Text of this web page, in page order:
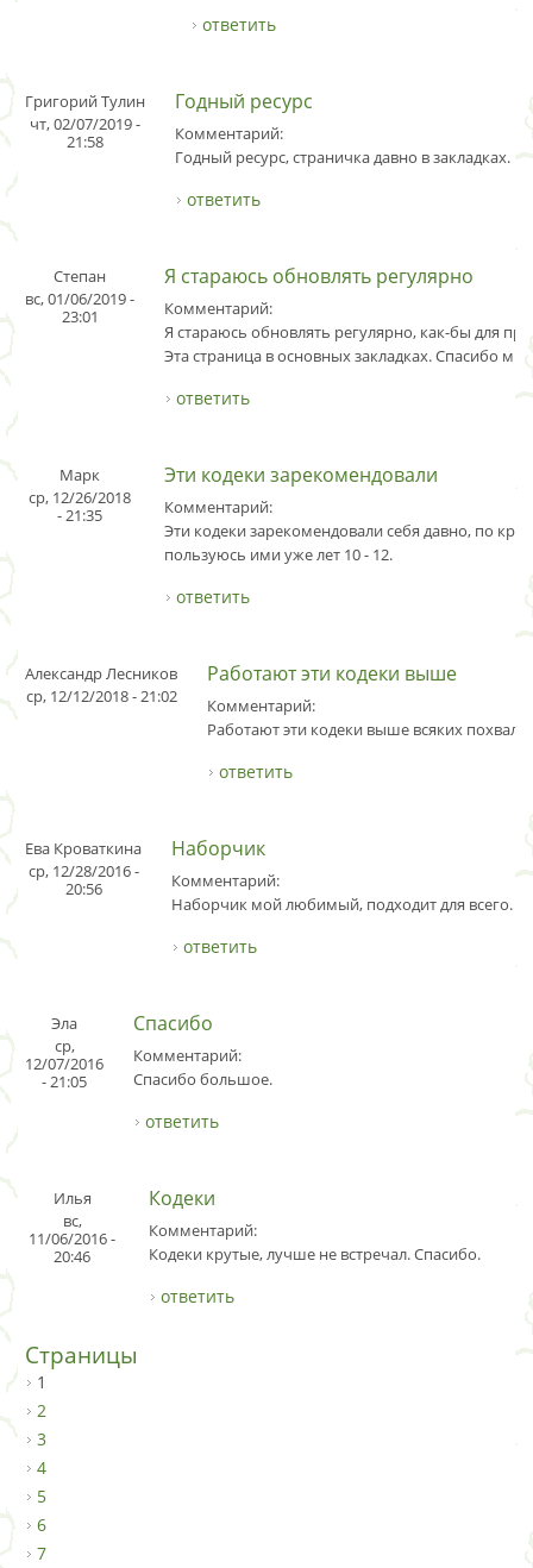
ответить
Григорий Тулин
чт, 02/07/2019 -
21:58
Годный ресурс
Комментарий:
Годный ресурс, страничка давно в закладках.
ответить
Степан
вс, 01/06/2019 -
23:01
Я стараюсь обновлять регулярно
Комментарий:
Я стараюсь обновлять регулярно, как-бы для
Эта страница в основных закладках. Спасибо
ответить
Марк
ср, 12/26/2018
- 21:35
Эти кодеки зарекомендовали
Комментарий:
Эти кодеки зарекомендовали себя давно, по
пользуюсь ими уже лет 10 - 12.
ответить
Александр Лесников
ср, 12/12/2018 - 21:02
Работают эти кодеки выше
Комментарий:
Работают эти кодеки выше всяких похвал.
ответить
Ева Кроваткина
ср, 12/28/2016 -
20:56
Наборчик
Комментарий:
Наборчик мой любимый, подходит для всего.
ответить
Эла
ср,
12/07/2016
- 21:05
Спасибо
Комментарий:
Спасибо большое.
ответить
Илья
вс,
11/06/2016 -
20:46
Кодеки
Комментарий:
Кодеки крутые, лучше не встречал. Спасибо.
ответить
Страницы
1
2
3
4
5
6
7